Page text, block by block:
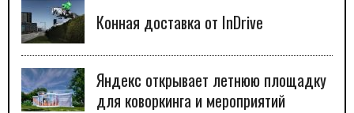
Конная доставка от InDrive
Яндекс открывает летнюю площадку
для коворкинга и мероприятий